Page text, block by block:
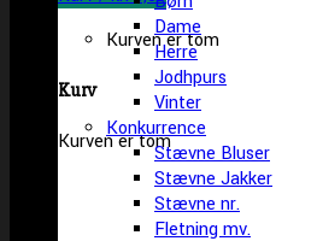
Kurven er tom
Kurv
Kurven er tom
Dame
Herre
Jodhpurs
Vinter
Konkurrence
Stævne Bluser
Stævne Jakker
Stævne nr.
Fletning mv.